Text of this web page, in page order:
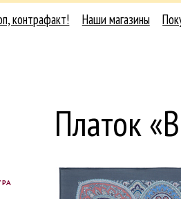
контрафакт! Наши магазины
Платок